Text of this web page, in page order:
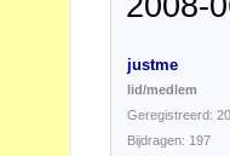
justme
lid/medlem
Geregistreerd:
Bijdragen: 197